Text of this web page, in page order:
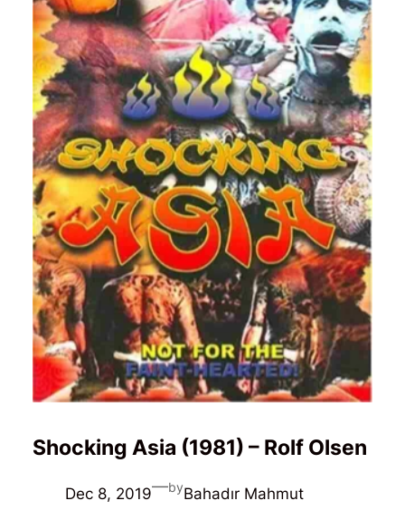
Shocking Asia (1981) – Rolf Olsen
Dec 8, 2019—byBahadır Mahmut